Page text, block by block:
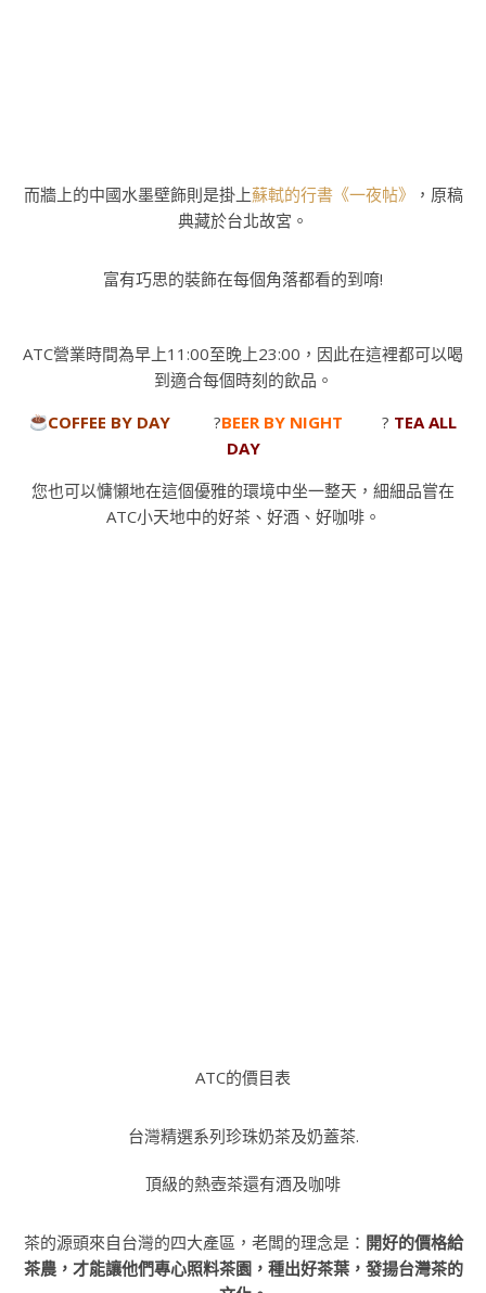
而牆上的中國水墨壁飾則是掛上蘇軾的行書《一夜帖》
，原稿
典藏於台北故宮。
富有巧思的裝飾在每個角落都看的到唷!
ATC營業時間為早上11:00至晚上23:00，因此在這裡都可以喝
到適合每個時刻的飲品。
COFFEE BY DAY
?BEER BY NIGHT ? TEA ALL
DAY
您也可以慵懶地在這個優雅的環境中坐一整天，細細品嘗在
ATC小天地中的好茶、好酒、好咖啡。
ATC的價目表
台灣精選系列珍珠奶茶及奶蓋茶.
頂級的熱壺茶還有酒及咖啡
茶的源頭來自台灣的四大產區，老闆的理念是： 開好的價格給
茶農，才能讓他們專心照料茶園，種出好茶葉，發揚台灣茶的